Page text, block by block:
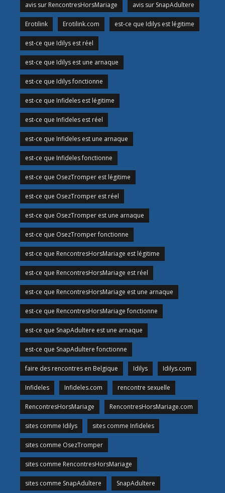
avis sur RencontresHorsMariage avis sur SnapAdultere
Erotilink Erotilink.com est-ce que Idilys est légitime
est-ce que Idilys est réel
est-ce que Idilys est une arnaque
est-ce que Idilys fonctionne
est-ce que Infideles est légitime
est-ce que Infideles est réel
est-ce que Infideles est une arnaque
est-ce que Infideles fonctionne
est-ce que OsezTromper est légitime
est-ce que OsezTromper est réel
est-ce que OsezTromper est une arnaque
est-ce que OsezTromper fonctionne
est-ce que RencontresHorsMariage est légitime
est-ce que RencontresHorsMariage est réel
est-ce que RencontresHorsMariage est une arnaque
est-ce que RencontresHorsMariage fonctionne
est-ce que SnapAdultere est une arnaque
est-ce que SnapAdultere fonctionne
faire des rencontres en Belgique Idilys Idilys.com
Infideles Infideles.com rencontre sexuelle
RencontresHorsMariage RencontresHorsMariage.com
sites comme Idilys sites comme Infideles
sites comme OsezTromper
sites comme RencontresHorsMariage
sites comme SnapAdultere SnapAdultere